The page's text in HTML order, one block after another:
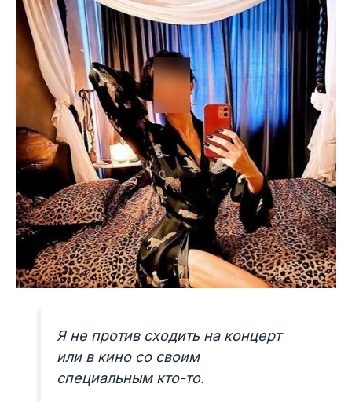
Я не против сходить на концерт
или в кино со своим
специальным кто-то.